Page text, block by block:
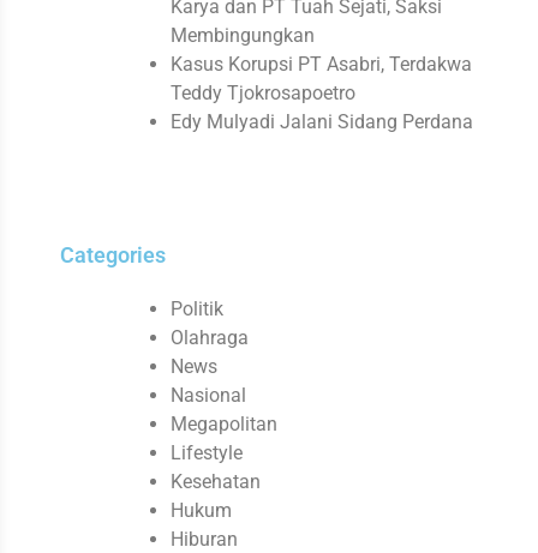
Karya dan PT Tuah Sejati, Saksi
Membingungkan
Kasus Korupsi PT Asabri, Terdakwa
Teddy Tjokrosapoetro
Edy Mulyadi Jalani Sidang Perdana
Categories
Politik
Olahraga
News
Nasional
Megapolitan
Lifestyle
Kesehatan
Hukum
Hiburan